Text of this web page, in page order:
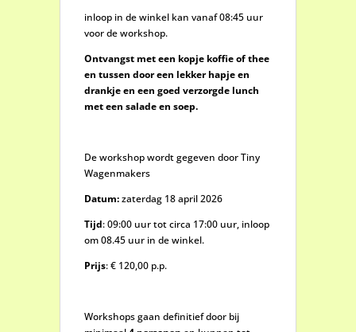
inloop in de winkel kan vanaf 08:45 uur
voor de workshop.
Ontvangst met een kopje koffie of thee
en tussen door een lekker hapje en
drankje en een goed verzorgde lunch
met een salade en soep.
De workshop wordt gegeven door Tiny
Wagenmakers
Datum:zaterdag 18 april 2026
Tijd: 09:00 uur tot circa 17:00 uur, inloop
om 08.45 uur in de winkel.
Prijs: € 120,00 p.p.
Workshops gaan definitief door bij